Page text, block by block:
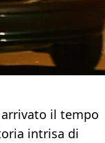
il tempo
intrisa di